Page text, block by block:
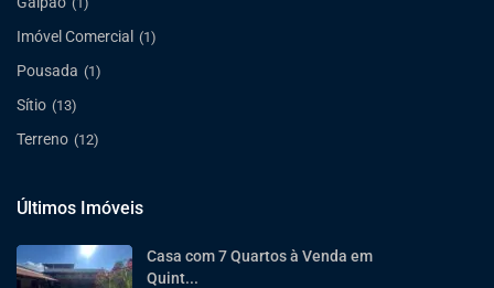
Imóvel Comercial (1)
Pousada (1)
Sítio (13)
Terreno (12)
Últimos Imóveis
Casa com 7 Quartos à Venda em
Quint...